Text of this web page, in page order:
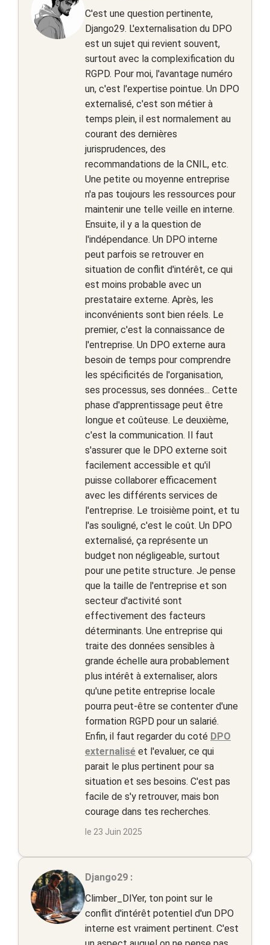
C'est une question pertinente,
Django29. L'externalisation du DPO
est un sujet qui revient souvent,
surtout avec la complexification du
RGPD. Pour moi, l'avantage numéro
un, c'est l'expertise pointue. Un DPO
externalisé, c'est son métier à
temps plein, il est normalement au
courant des dernières
jurisprudences, des
recommandations de la CNIL, etc.
Une petite ou moyenne entreprise
n'a pas toujours les ressources pour
maintenir une telle veille en interne.
Ensuite, il y a la question de
l'indépendance. Un DPO interne
peut parfois se retrouver en
situation de conflit d'intérêt, ce qui
est moins probable avec un
prestataire externe. Après, les
inconvénients sont bien réels. Le
premier, c'est la connaissance de
l'entreprise. Un DPO externe aura
besoin de temps pour comprendre
les spécificités de l'organisation,
ses processus, ses données... Cette
phase d'apprentissage peut être
longue et coûteuse. Le deuxième,
c'est la communication. Il faut
s'assurer que le DPO externe soit
facilement accessible et qu'il
puisse collaborer efficacement
avec les différents services de
l'entreprise. Le troisième point, et tu
l'as souligné, c'est le coût. Un DPO
externalisé, ça représente un
budget non négligeable, surtout
pour une petite structure. Je pense
que la taille de l'entreprise et son
secteur d'activité sont
effectivement des facteurs
déterminants. Une entreprise qui
traite des données sensibles à
grande échelle aura probablement
plus intérêt à externaliser, alors
qu'une petite entreprise locale
pourra peut-être se contenter d'une
formation RGPD pour un salarié.
Enfin, il faut regarder du coté DPO
externalisé et l'evaluer, ce qui
parait le plus pertinent pour sa
situation et ses besoins. C'est pas
facile de s'y retrouver, mais bon
courage dans tes recherches.
le 23 Juin 2025
Django29 :
Climber_DIYer, ton point sur le
conflit d'intérêt potentiel d'un DPO
interne est vraiment pertinent. C'est